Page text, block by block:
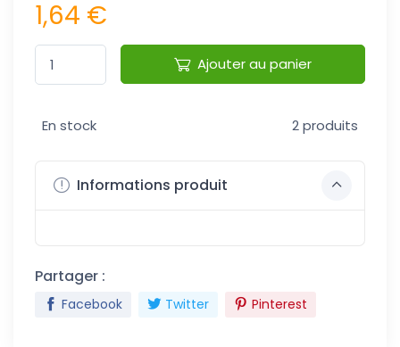
1,64 €
Ajouter au panier
En stock 2 produits
Informations produit
Partager :
Facebook Twitter Pinterest